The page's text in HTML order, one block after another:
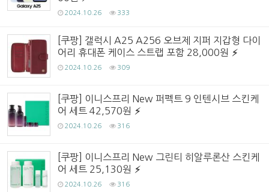
2024.10.26 333
[쿠팡] 갤럭시 A25 A256 오브제 지퍼 지갑형 다이
어리 휴대폰 케이스 스트랩 포함 28,000원
2024.10.26 309
[쿠팡] 이니스프리 New 퍼펙트 9 인텐시브 스킨케
어 세트 42,570원
2024.10.26 316
[쿠팡] 이니스프리 New 그린티 히알루론산 스킨케
어 세트 25,130원
2024.10.26 316